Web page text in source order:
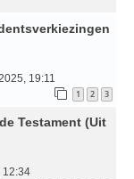
19:11
1 2 3
Testament (Uit
12:34